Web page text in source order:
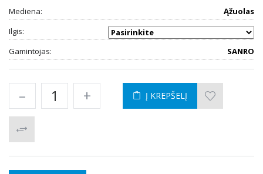
Mediena:
Ąžuolas
Ilgis:
Gamintojas:
SANRO
– + Į KREPŠELĮ